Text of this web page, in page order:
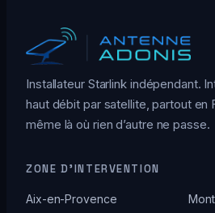
Installateur Starlink indépendant.
haut débit par satellite, partout en
même là où rien d’autre ne passe.
ZONE D’INTERVENTION
Aix-en-Provence